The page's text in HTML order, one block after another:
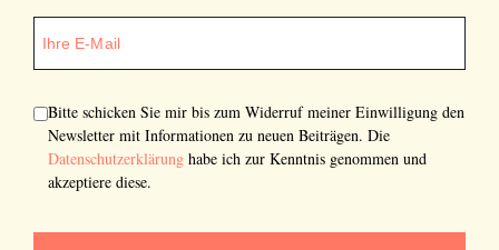
Bitte schicken Sie mir bis zum Widerruf meiner Einwilligung den
Newsletter mit Informationen zu neuen Beiträgen. Die
Datenschutzerklärung habe ich zur Kenntnis genommen und
akzeptiere diese.